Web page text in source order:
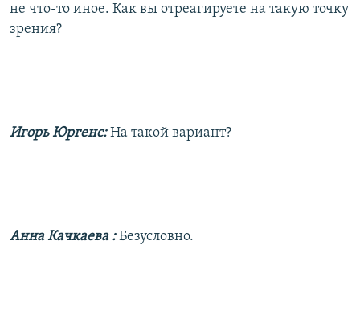
не что-то иное. Как вы отреагируете на такую точку
зрения?
Игорь Юргенс: На такой вариант?
Анна Качкаева : Безусловно.